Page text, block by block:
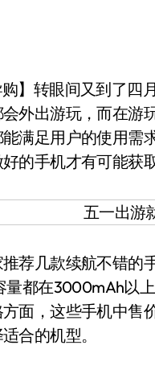
转眼间又到了四
外出游玩，而在游
满足用户的使用需
的手机才有可能获
几款续航不错的
量都在3000mAh以
面，这些手机中售
合的机型。